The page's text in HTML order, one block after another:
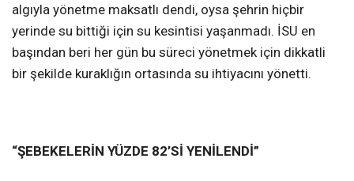
algıyla yönetme maksatlı dendi, oysa şehrin hiçbir
yerinde su bittiği için su kesintisi yaşanmadı. İSU en
başından beri her gün bu süreci yönetmek için dikkatli
bir şekilde kuraklığın ortasında su ihtiyacını yönetti.
“ŞEBEKELERİN YÜZDE 82’Sİ YENİLENDİ”